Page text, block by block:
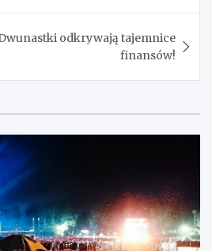
odkrywają tajemnice
finansów!